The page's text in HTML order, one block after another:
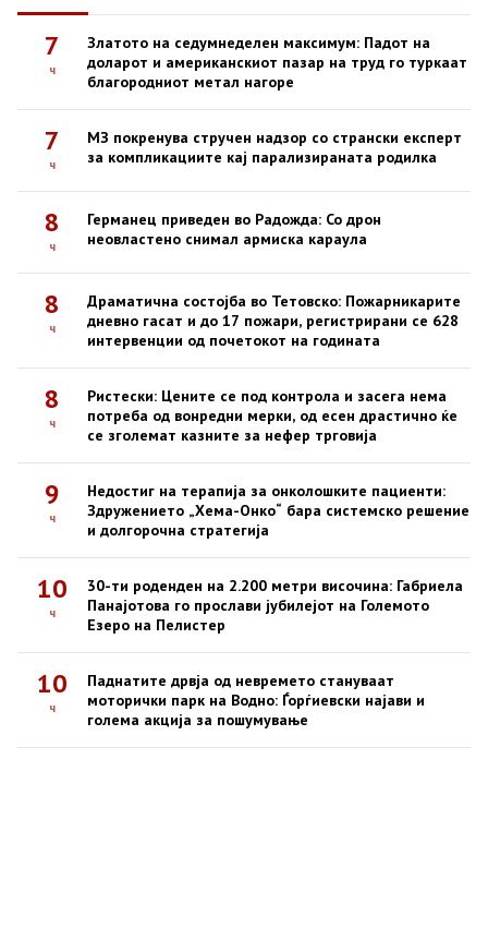
7
ч
Златото на седумнеделен максимум: Падот на
доларот и американскиот пазар на труд го туркаат
благородниот метал нагоре
7
ч
МЗ покренува стручен надзор со странски експерт
за компликациите кај парализираната родилка
8
ч
Германец приведен во Радожда: Со дрон
неовластено снимал армиска караула
8
ч
Драматична состојба во Тетовско: Пожарникарите
дневно гасат и до 17 пожари, регистрирани се 628
интервенции од почетокот на годината
8
ч
Ристески: Цените се под контрола и засега нема
потреба од вонредни мерки, од есен драстично ќе
се зголемат казните за нефер трговија
9
ч
Недостиг на терапија за онколошките пациенти:
Здружението „Хема-Онко“ бара системско решение
и долгорочна стратегија
10
ч
30-ти роденден на 2.200 метри височина: Габриела
Панајотова го прослави јубилејот на Големото
Езеро на Пелистер
10
ч
Паднатите дрвја од невремето стануваат
моторички парк на Водно: Ѓорѓиевски најави и
голема акција за пошумување